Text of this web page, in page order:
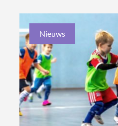
Nieuws